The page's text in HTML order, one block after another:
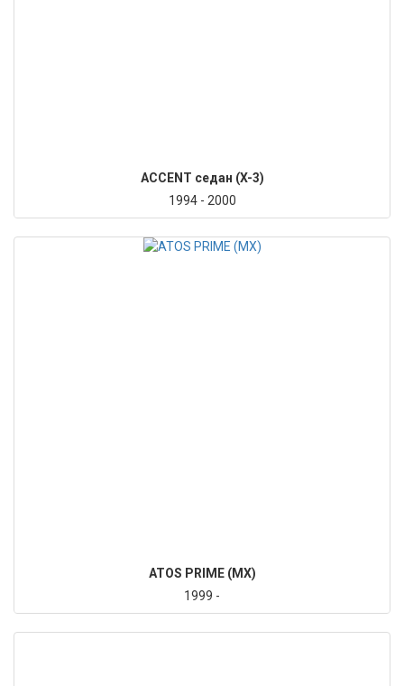
ACCENT седан (X-3)
1994 - 2000
ATOS PRIME (MX)
1999 -